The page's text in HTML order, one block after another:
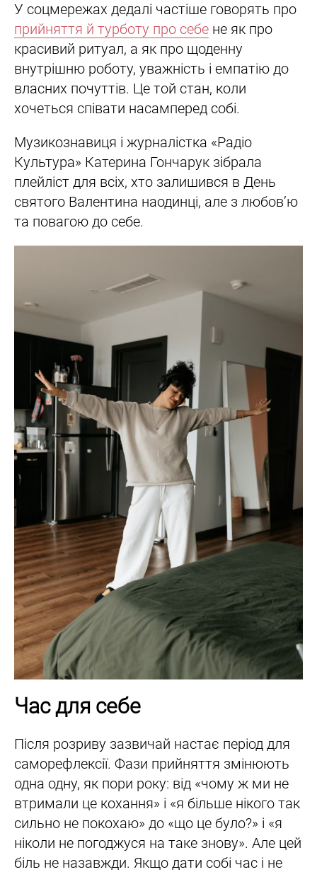
У соцмережах дедалі частіше говорять про
прийняття й турботу про себе не як про
красивий ритуал, а як про щоденну
внутрішню роботу, уважність і емпатію до
власних почуттів. Це той стан, коли
хочеться співати насамперед собі.
Музикознавиця і журналістка «Радіо
Культура» Катерина Гончарук зібрала
плейліст для всіх, хто залишився в День
святого Валентина наодинці, але з любов’ю
та повагою до себе.
Час для себе
Після розриву зазвичай настає період для
саморефлексії. Фази прийняття змінюють
одна одну, як пори року: від «чому ж ми не
втримали це кохання» і «я більше нікого так
сильно не покохаю» до «що це було?» і «я
ніколи не погоджуся на таке знову». Але цей
біль не назавжди. Якщо дати собі час і не